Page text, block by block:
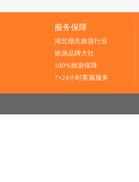
服务保障
湖北领先旅游行业
旅游品牌大社
100%旅游保障
7×24小时客服服务